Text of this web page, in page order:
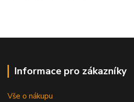
Informace pro zákazníky
Vše o nákupu